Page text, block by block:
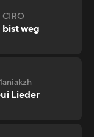
CIRO
bist weg
Lieder